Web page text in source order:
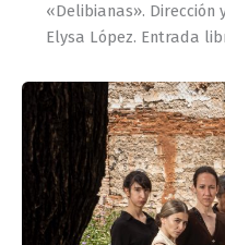
«Delibianas». Dirección
Elysa López. Entrada